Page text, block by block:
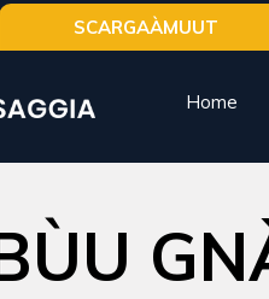
Home
SCARGAÀMUUT